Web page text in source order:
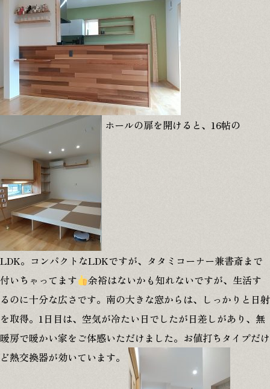
ホールの扉を開けると、16帖の
LDK。コンパクトなLDKですが、タタミコーナー兼書斎まで
付いちゃってます
余裕はないかも知れないですが、生活す
るのに十分な広さです。南の大きな窓からは、しっかりと日射
を取得。1日目は、空気が冷たい日でしたが日差しがあり、無
暖房で暖かい家をご体感いただけました。お値打ちタイプだけ
ど熱交換器が効いています。